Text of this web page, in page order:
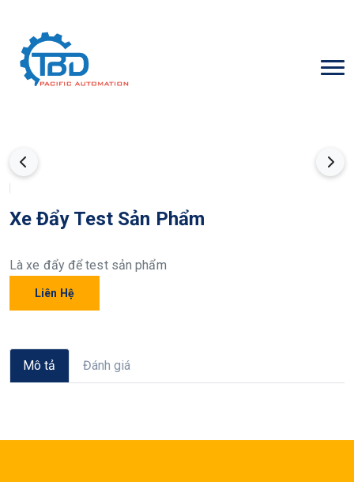
Xe Đẩy Test Sản Phẩm
Là xe đẩy để test sản phẩm
Liên Hệ
Mô tả Đánh giá